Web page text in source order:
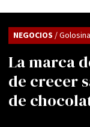
La marca
de crecer
de
NEGOCIOS /